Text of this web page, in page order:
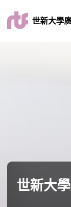
世新大學
世新大